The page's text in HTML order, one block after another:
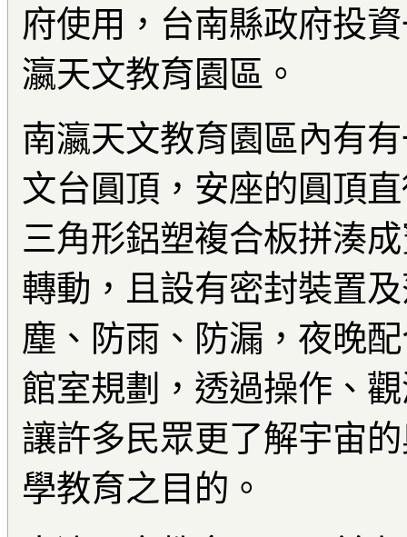
府使用，台南縣政府投
瀛天文教育園區。
南瀛天文教育園區內有
文台圓頂，安座的圓頂
三角形鋁塑複合板拼湊
轉動，且設有密封裝置
塵、防雨、防漏，夜晚
館室規劃，透過操作、
讓許多民眾更了解宇宙
學教育之目的。